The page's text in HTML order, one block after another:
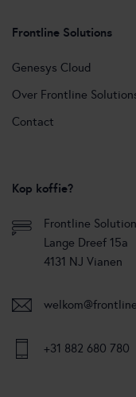
Frontline Solutions
Genesys Cloud
Over Frontline
Contact
Kop koffie?
Frontline
Lange Dreef 15a
4131 NJ Vianen
+31 882 680 780